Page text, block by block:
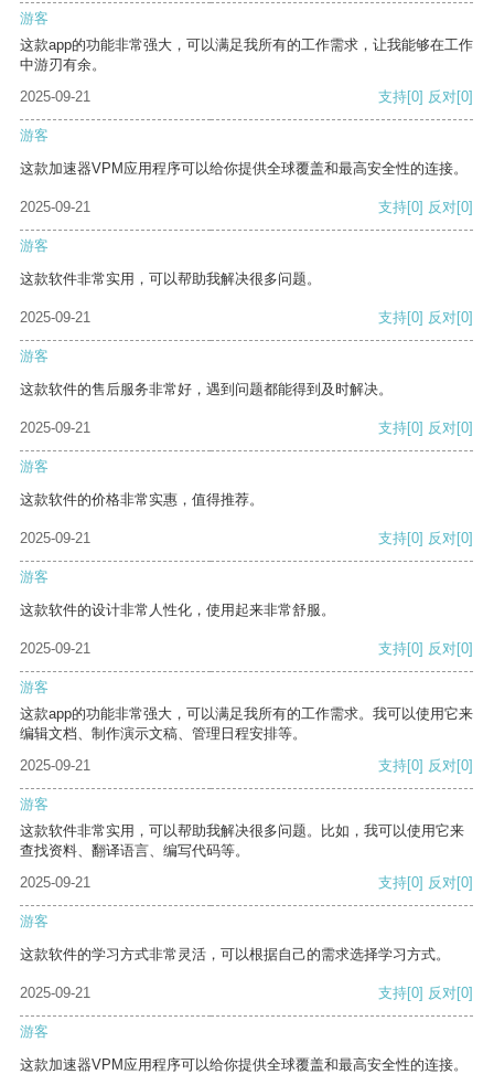
游客
这款app的功能非常强大，可以满足我所有的工作需求，让我能够在工作
中游刃有余。
2025-09-21
支持[0] 反对[0]
游客
这款加速器VPM应用程序可以给你提供全球覆盖和最高安全性的连接。
2025-09-21 支持[0] 反对[0]
游客
这款软件非常实用，可以帮助我解决很多问题。
2025-09-21 支持[0] 反对[0]
游客
这款软件的售后服务非常好，遇到问题都能得到及时解决。
2025-09-21 支持[0] 反对[0]
游客
这款软件的价格非常实惠，值得推荐。
2025-09-21 支持[0] 反对[0]
游客
这款软件的设计非常人性化，使用起来非常舒服。
2025-09-21 支持[0] 反对[0]
游客
这款app的功能非常强大，可以满足我所有的工作需求。我可以使用它来
编辑文档、制作演示文稿、管理日程安排等。
2025-09-21
支持[0] 反对[0]
游客
这款软件非常实用，可以帮助我解决很多问题。比如，我可以使用它来
查找资料、翻译语言、编写代码等。
2025-09-21
支持[0] 反对[0]
游客
这款软件的学习方式非常灵活，可以根据自己的需求选择学习方式。
2025-09-21 支持[0] 反对[0]
游客
这款加速器VPM应用程序可以给你提供全球覆盖和最高安全性的连接。